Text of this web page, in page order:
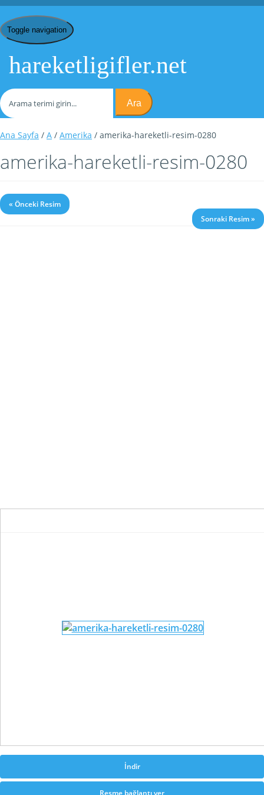
Toggle navigation
hareketligifler.net
Ara
Ana Sayfa / A / Amerika / amerika-hareketli-resim-0280
amerika-hareketli-resim-0280
« Önceki Resim
Sonraki Resim »
İndir